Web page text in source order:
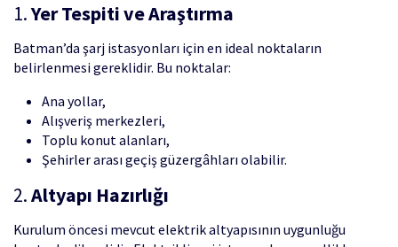
1.Yer Tespiti ve Araştırma
Batman’da şarj istasyonları için en ideal noktaların
belirlenmesi gereklidir. Bu noktalar:
Ana yollar,
Alışveriş merkezleri,
Toplu konut alanları,
Şehirler arası geçiş güzergâhları olabilir.
2.Altyapı Hazırlığı
Kurulum öncesi mevcut elektrik altyapısının uygunluğu